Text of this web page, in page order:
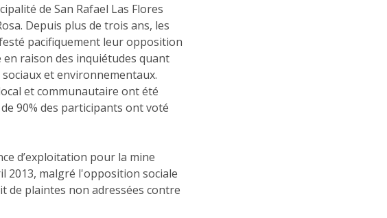
de San Rafael Las Flores
Depuis plus de trois ans, les
pacifiquement leur opposition
raison des inquiétudes quant
et environnementaux.
et communautaire ont été
90% des participants ont voté
d’exploitation pour la mine
2013, malgré l'opposition sociale
de plaintes non adressées contre